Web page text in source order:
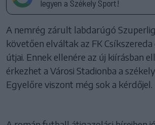
legyen a Székely Sport!
A nemrég zárult labdarúgó
követően elváltak az FK
útjai. Ennek ellenére az új kiírásban
érkezhet a Városi Stadionba a
Egyelőre viszont még sok a kérdőjel.